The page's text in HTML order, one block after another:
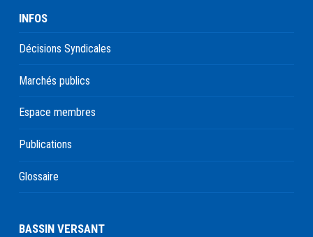
INFOS
Décisions Syndicales
Marchés publics
Espace membres
Publications
Glossaire
BASSIN VERSANT